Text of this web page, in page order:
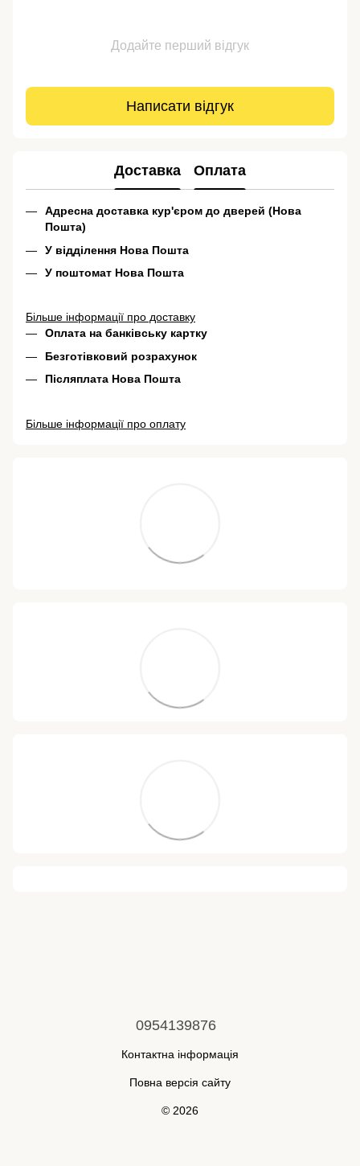
Додайте перший відгук
Написати відгук
Доставка Оплата
Адресна доставка кур'єром до дверей (Нова
Пошта)
У відділення Нова Пошта
У поштомат Нова Пошта
Більше інформації про доставку
Оплата на банківську картку
Безготівковий розрахунок
Післяплата Нова Пошта
Більше інформації про оплату
0954139876
Контактна інформація
Повна версія сайту
© 2026